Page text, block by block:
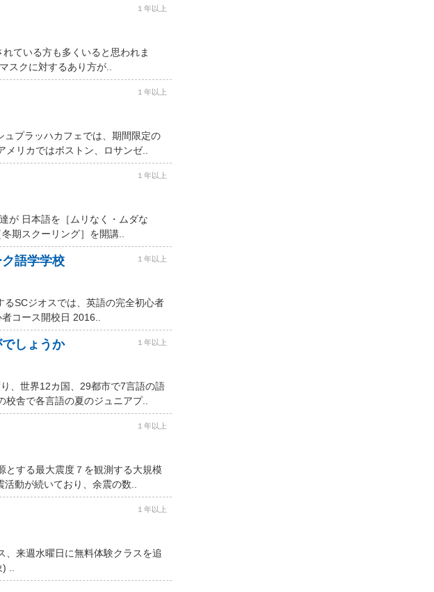
１年以上
ている方も多くいると思われま
スクに対するあり方が..
１年以上
プラッハカフェでは、期間限定の
リカではボストン、ロサンゼ..
１年以上
が 日本語を［ムリなく・ムダな
期スクーリング］を開講..
語学学校 １年以上
SCジオスでは、英語の完全初心者
コース開校日 2016..
しょうか １年以上
、世界12カ国、29都市で7言語の語
舎で各言語の夏のジュニアプ..
１年以上
とする最大震度７を観測する大規模
動が続いており、余震の数..
１年以上
、来週水曜日に無料体験クラスを追
..